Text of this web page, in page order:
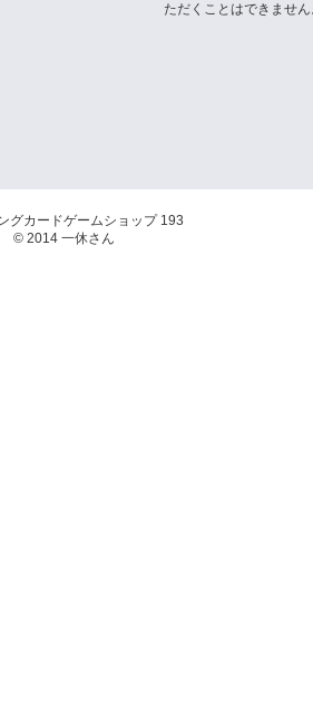
ただくことはできませ
グカードゲームショップ 193
© 2014 一休さん